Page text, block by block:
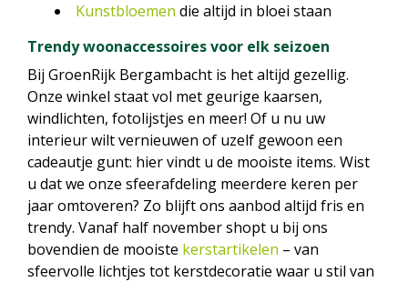
Kunstbloemen die altijd in bloei staan
Trendy woonaccessoires voor elk seizoen
Bij GroenRijk Bergambacht is het altijd gezellig.
Onze winkel staat vol met geurige kaarsen,
windlichten, fotolijstjes en meer! Of u nu uw
interieur wilt vernieuwen of uzelf gewoon een
cadeautje gunt: hier vindt u de mooiste items. Wist
u dat we onze sfeerafdeling meerdere keren per
jaar omtoveren? Zo blijft ons aanbod altijd fris en
trendy. Vanaf half november shopt u bij ons
bovendien de mooiste kerstartikelen – van
sfeervolle lichtjes tot kerstdecoratie waar u stil van